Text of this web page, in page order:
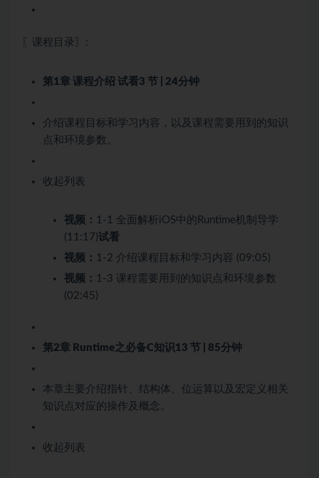
〖课程目录〗:
第1章 课程介绍 试看3 节 | 24分钟
介绍课程目标和学习内容，以及课程需要用到的知识
点和环境参数。
收起列表
视频： 1-1 全面解析iOS中的Runtime机制导学
(11:17)试看
视频： 1-2 介绍课程目标和学习内容 (09:05)
视频： 1-3 课程需要用到的知识点和环境参数
(02:45)
第2章 Runtime之必备C知识13 节 | 85分钟
本章主要介绍指针、结构体、位运算以及宏定义相关
知识点对应的操作及概念。
收起列表